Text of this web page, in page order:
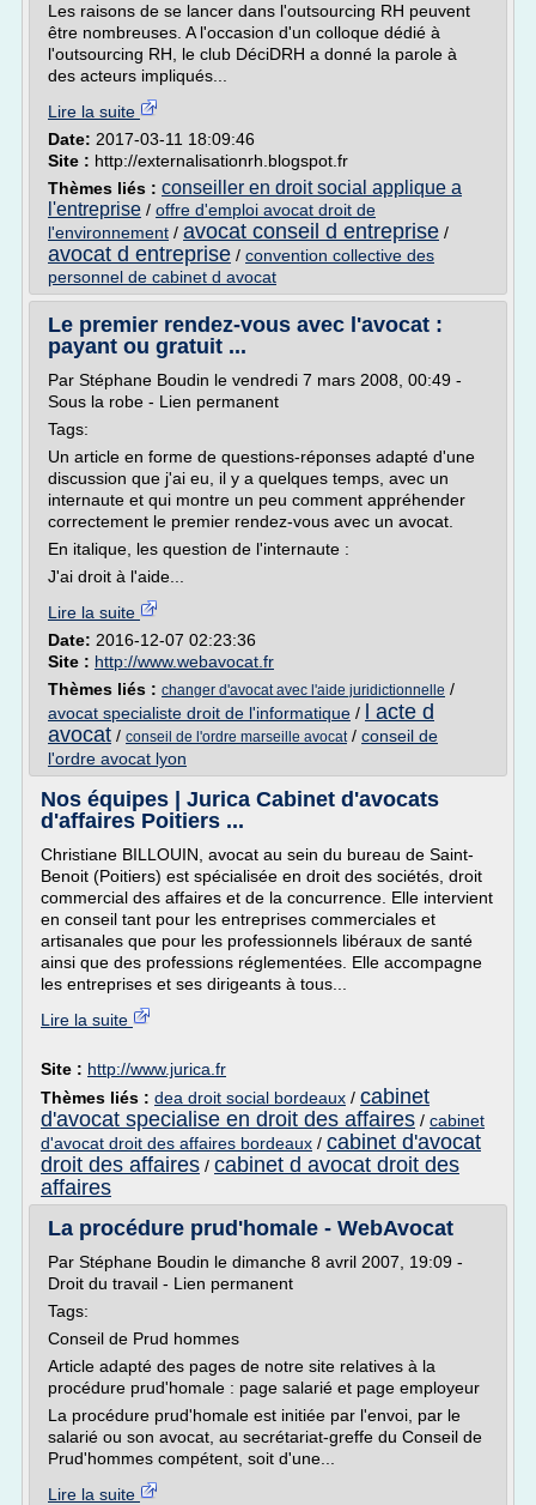
Les raisons de se lancer dans l'outsourcing RH peuvent
être nombreuses. A l'occasion d'un colloque dédié à
l'outsourcing RH, le club DéciDRH a donné la parole à
des acteurs impliqués...
Lire la suite
Date: 2017-03-11 18:09:46
Site : http://externalisationrh.blogspot.fr
Thèmes liés : conseiller en droit social applique a
l'entreprise / offre d'emploi avocat droit de
l'environnement / avocat conseil d entreprise /
avocat d entreprise / convention collective des
personnel de cabinet d avocat
Le premier rendez-vous avec l'avocat :
payant ou gratuit ...
Par Stéphane Boudin le vendredi 7 mars 2008, 00:49 -
Sous la robe - Lien permanent
Tags:
Un article en forme de questions-réponses adapté d'une
discussion que j'ai eu, il y a quelques temps, avec un
internaute et qui montre un peu comment appréhender
correctement le premier rendez-vous avec un avocat.
En italique, les question de l'internaute :
J'ai droit à l'aide...
Lire la suite
Date: 2016-12-07 02:23:36
Site : http://www.webavocat.fr
Thèmes liés : changer d'avocat avec l'aide juridictionnelle /
avocat specialiste droit de l'informatique /
l acte d
avocat / conseil de l'ordre marseille avocat/ conseil de
l'ordre avocat lyon
Nos équipes | Jurica Cabinet d'avocats
d'affaires Poitiers ...
Christiane BILLOUIN, avocat au sein du bureau de Saint-
Benoit (Poitiers) est spécialisée en droit des sociétés, droit
commercial des affaires et de la concurrence. Elle intervient
en conseil tant pour les entreprises commerciales et
artisanales que pour les professionnels libéraux de santé
ainsi que des professions réglementées. Elle accompagne
les entreprises et ses dirigeants à tous...
Lire la suite
Site : http://www.jurica.fr
Thèmes liés : dea droit social bordeaux / cabinet
d'avocat specialise en droit des affaires / cabinet
d'avocat droit des affaires bordeaux / cabinet d'avocat
droit des affaires / cabinet d avocat droit des
affaires
La procédure prud'homale - WebAvocat
Par Stéphane Boudin le dimanche 8 avril 2007, 19:09 -
Droit du travail - Lien permanent
Tags:
Conseil de Prud hommes
Article adapté des pages de notre site relatives à la
procédure prud'homale : page salarié et page employeur
La procédure prud'homale est initiée par l'envoi, par le
salarié ou son avocat, au secrétariat-greffe du Conseil de
Prud'hommes compétent, soit d'une...
Lire la suite